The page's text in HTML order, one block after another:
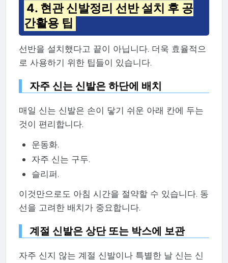
4. 현관 신발정리 선반 설치 후 공
간활용 팁
선반을 설치했다고 끝이 아닙니다. 더욱 효율적으
로 사용하기 위한 팁들이 있습니다.
자주 신는 신발은 하단에 배치
매일 신는 신발은 손이 닿기 쉬운 아래 칸에 두는
것이 편리합니다.
운동화.
자주 신는 구두.
슬리퍼.
이것만으로도 아침 시간을 절약할 수 있습니다. 동
선을 고려한 배치가 중요합니다.
계절 신발은 상단 또는 박스에 보관
자주 신지 않는 계절 신발이나 특별한 날 신는 신